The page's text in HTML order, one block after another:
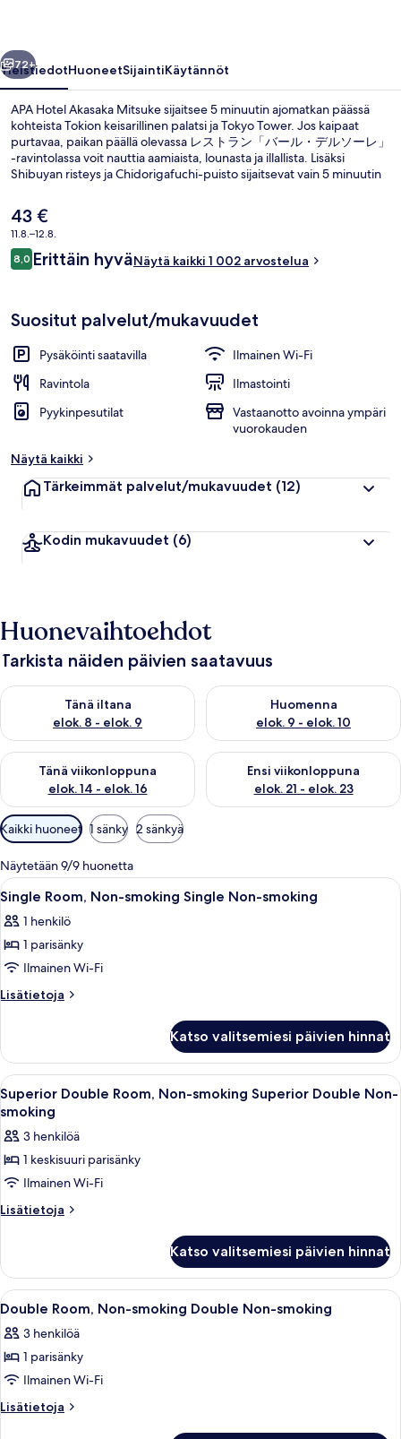
Ulkopuoli
Seuraava
72+
YleistiedotHuoneetSijaintiKäytännöt
APA Hotel Akasaka Mitsuke sijaitsee 5 minuutin ajomatkan päässä
kohteista Tokion keisarillinen palatsi ja Tokyo Tower. Jos kaipaat
purtavaa, paikan päällä olevassa レストラン「バール・デルソーレ」
-ravintolassa voit nauttia aamiaista, lounasta ja illallista. Lisäksi
Shibuyan risteys ja Chidorigafuchi-puisto sijaitsevat vain 5 minuutin
avuliasta henkilökuntaa. Julkisen liikenteen yhteydet sijaitsevat vain
lyhyen kävelymatkan päässä: Akasaka-Mitsuken asema sijaitsee 3
minuutin ja Akasakan asema 5 minuutin kävelymatkan päässä.
Nykyinen
hinta
on
43 €
43 €
11.8.–12.8.
Arvostelut
8,08,0 kautta 10.
Erittäin hyväNäytä kaikki 1 002 arvostelua
Suositut palvelut/mukavuudet
Pysäköinti saatavilla
Ilmainen Wi-Fi
Ravintola
Ilmastointi
Pyykinpesutilat
Vastaanotto avoinna ympäri
vuorokauden
Näytä kaikki
Tärkeimmät palvelut/mukavuudet (12)
Kodin mukavuudet (6)
Huonevaihtoehdot
Tarkista näiden päivien saatavuus
Tänä iltana
elok. 8 - elok. 9
Tarkista tämän illan saatavuus elok. 8 - elok. 9
Huomenna
elok. 9 - elok. 10
Tarkista huomisen saatavuus
Tänä viikonloppuna
elok. 14 - elok. 16
Tarkista tämän viikonlopun saatavuus elok. 14 - elok. 16
Ensi viikonloppuna
elok. 21 - elok. 23
Tarkista ensi viikonlopun
Huoneille
saatavilla
olevia
suodattimia
Kaikki huoneet 1 sänky 2 sänkyä
Näytetään 9/9 huonetta
Avaa
kaikki
huonetyypin
Single
Room,
Non-
Non-
smoking
kuvat
Hotellihuone, jossa on sänky,
4
Single Room, Non-smoking Single Non-smoking
1 henkilö
1 parisänky
Ilmainen Wi-Fi
Lisätietoja
Lisätietoja
Non-
smoking
Single
Non-
smoking
Katso valitsemiesi päivien hinnat
Avaa
kaikki
huonetyypin
Superior
Double
Room,
Non-
Double
Non-
smoking
kuvat
Hotellihuone, jossa on sänky, pieni
4
Superior Double Room, Non-smoking Superior Double Non-
smoking
3 henkilöä
1 keskisuuri parisänky
Ilmainen Wi-Fi
Lisätietoja
Lisätietoja
Room,
Non-
smoking
Double
Non-
Katso valitsemiesi päivien hinnat
Avaa
kaikki
huonetyypin
Double
Room,
Non-
Hotellihuone, jossa on sänky,
4
Double Room, Non-smoking Double Non-smoking
3 henkilöä
1 parisänky
Ilmainen Wi-Fi
Lisätietoja
Lisätietoja